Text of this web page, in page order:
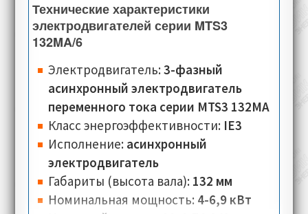
системой охлаждения, имеют
компактные размеры и при этом,
предлагаются по очень выгодной цене.
Корпус и панели электромашин данной
серии, изготовлены из сверх-лёгкого
алюминиевого сплава, благодаря чему, у
них лёгкая и сверхпрочная конструкция.
Технические характеристики
электродвигателей серии MTS3
132MA/6
Электродвигатель:3-фазный
асинхронный электродвигатель
переменного тока серии MTS3 132MA
Класс энергоэффективности: IE3
Исполнение: асинхронный
электродвигатель
Габариты (высота вала): 132 мм
Номинальная мощность: 4-6,9 кВт